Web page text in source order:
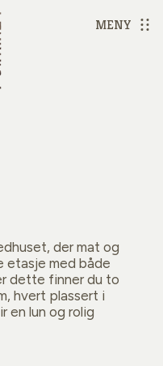
MENY
der mat og
etasje med både
dette finner du to
hvert plassert i
en lun og rolig